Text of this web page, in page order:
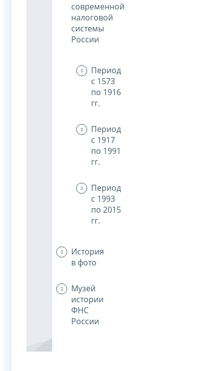
современной
налоговой
системы
России
Период
с 1573
по 1916
гг.
Период
с 1917
по 1991
гг.
Период
с 1993
по 2015
гг.
История
в фото
Музей
истории
ФНС
России